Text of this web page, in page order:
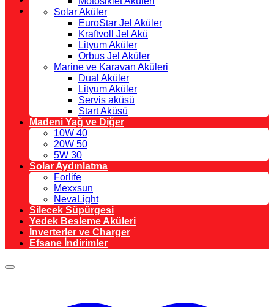
Solar Aküler
EuroStar Jel Aküler
Kraftvoll Jel Akü
Lityum Aküler
Orbus Jel Aküler
Marine ve Karavan Aküleri
Dual Aküler
Lityum Aküler
Servis aküsü
Start Aküsü
Madeni Yağ ve Diğer
10W 40
20W 50
5W 30
Solar Aydınlatma
Forlife
Mexxsun
NevaLight
Silecek Süpürgesi
Yedek Besleme Aküleri
İnverterler ve Charger
Efsane İndirimler